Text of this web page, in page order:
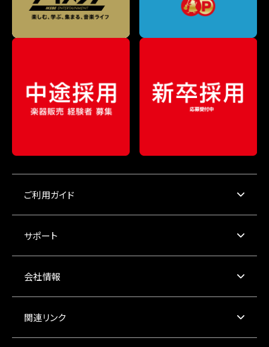
ご利用ガイド
サポート
会社情報
関連リンク